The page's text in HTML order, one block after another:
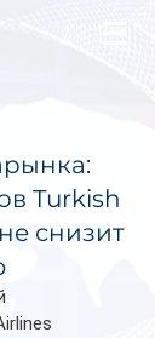
Turkish
снизит